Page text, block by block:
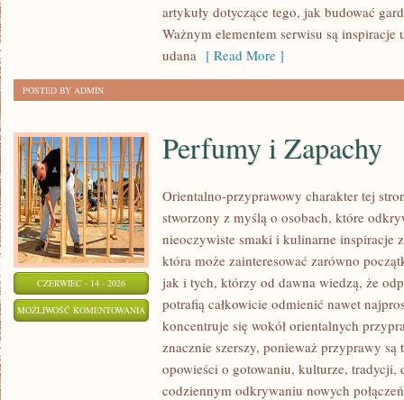
artykuły dotyczące tego, jak budować
Ważnym elementem serwisu są
udana [ Read More ]
POSTED BY ADMIN
CZERWIEC - 14 - 2026
MOŻLIWOŚĆ KOMENTOWANIA PERFUMY
ZAPACHY
Perfumy i Zapachy
Orientalno-przyprawowy charakter tej
stworzony z myślą o osobach, które
nieoczywiste smaki i kulinarne inspiracje
która może zainteresować zarówno
jak i tych, którzy od dawna wiedzą, że
potrafią całkowicie odmienić nawet
koncentruje się wokół orientalnych
znacznie szerszy, ponieważ przyprawy
opowieści o gotowaniu, kulturze, tradycji,
codziennym odkrywaniu nowych